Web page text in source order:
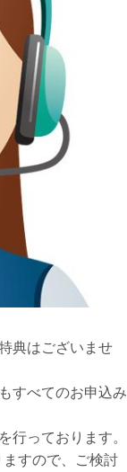
典はございませ
すべてのお申込み
行っております。
すので、ご検討